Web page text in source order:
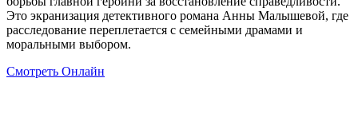
Это экранизация детективного романа Анны Малышевой, где
расследование переплетается с семейными драмами и
моральными выбором.
Смотреть Онлайн